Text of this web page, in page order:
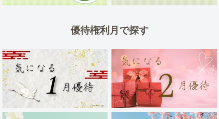
優待権利月で探す